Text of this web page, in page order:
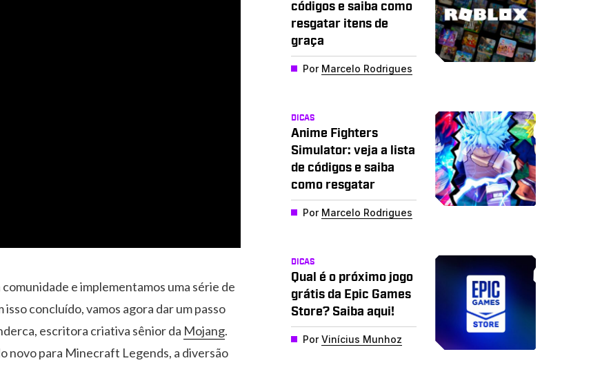
e implementamos uma série de
concluído, vamos agora dar um passo
escritora criativa sênior da Mojang.
novo para Minecraft Legends, a diversão
códigos e saiba como
resgatar itens de
graça
Por Marcelo Rodrigues
DICAS
Anime Fighters
Simulator: veja a lista
de códigos e saiba
como resgatar
Por Marcelo Rodrigues
DICAS
Qual é o próximo jogo
grátis da Epic Games
Store? Saiba aqui!
PorVinícius Munhoz